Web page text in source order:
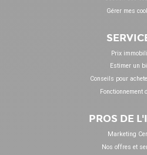
Gérer mes
Prix
Estimer un
Conseils pour
Fonctionnement
PROS DE
Marketing
Nos offres et